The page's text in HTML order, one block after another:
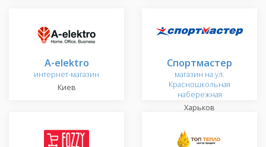
A-elektro
интернет-магазин
Киев
Спортмастер
магазин на ул.
Красношкольная
набережная
Харьков